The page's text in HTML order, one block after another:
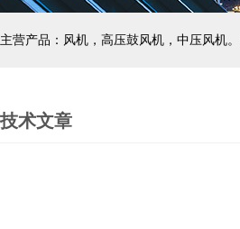
主营产品：风机，高压鼓风机，中压风机
技术文章